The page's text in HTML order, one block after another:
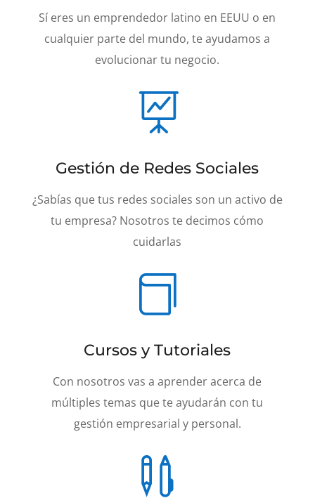
Sí eres un emprendedor latino en EEUU o en
cualquier parte del mundo, te ayudamos a
evolucionar tu negocio.

Gestión de Redes Sociales
¿Sabías que tus redes sociales son un activo de
tu empresa? Nosotros te decimos cómo
cuidarlas

Cursos y Tutoriales
Con nosotros vas a aprender acerca de
múltiples temas que te ayudarán con tu
gestión empresarial y personal.
